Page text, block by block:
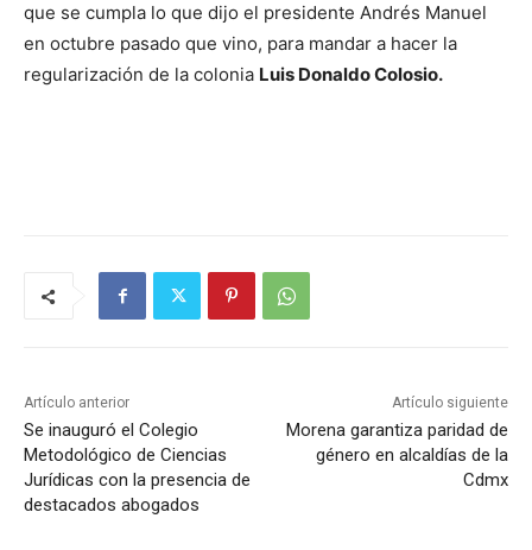
que se cumpla lo que dijo el presidente Andrés Manuel
en octubre pasado que vino, para mandar a hacer la
regularización de la colonia Luis Donaldo Colosio.
Artículo anterior
Se inauguró el Colegio
Metodológico de Ciencias
Jurídicas con la presencia de
destacados abogados
Artículo siguiente
Morena garantiza paridad de
género en alcaldías de la
Cdmx